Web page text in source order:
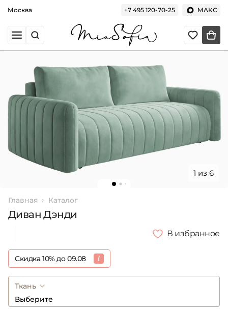
Москва +7 495 120-70-25 МАКС
1 из 6
Главная Каталог
Диван Дэнди
В избранное
Скидка 10% до 09.08
Ткань
Выберите